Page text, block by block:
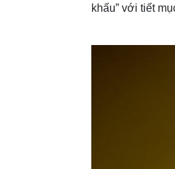
khấu” với tiết